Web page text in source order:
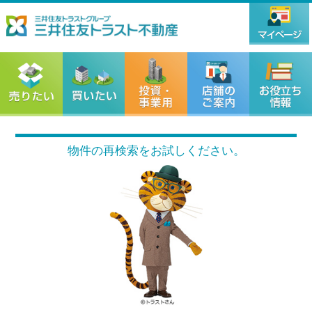
物件の再検索をお試しください。